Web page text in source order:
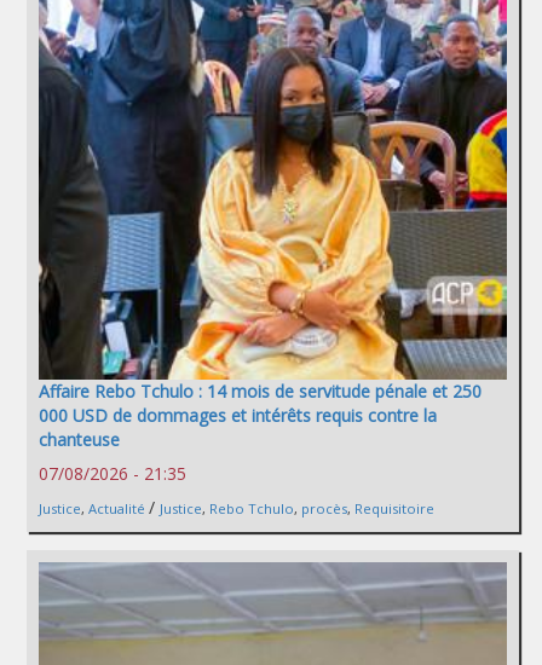
Affaire Rebo Tchulo : 14 mois de servitude pénale et 250
000 USD de dommages et intérêts requis contre la
chanteuse
07/08/2026 - 21:35
Justice, Actualité / Justice, Rebo Tchulo, procès, Requisitoire